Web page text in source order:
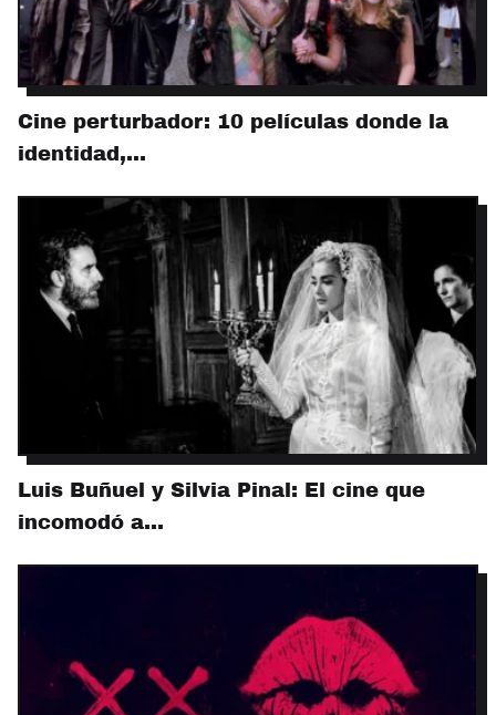
Cine perturbador: 10 películas donde la
identidad,…
Luis Buñuel y Silvia Pinal: El cine que
incomodó a…